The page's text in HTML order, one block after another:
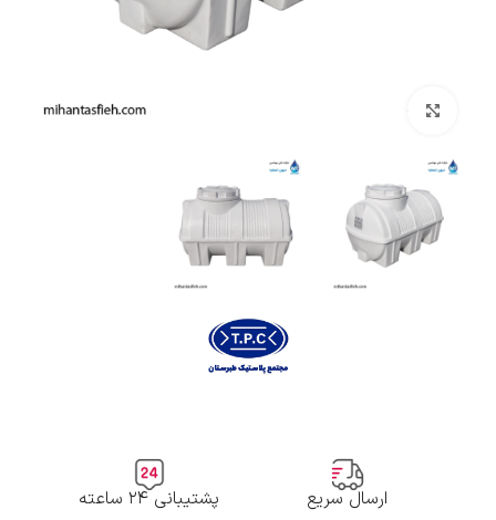
ارسال سریع پشتیبانی ۲۴ ساعته